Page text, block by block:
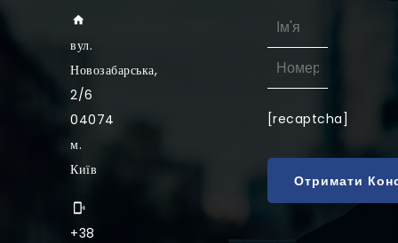
вул.
Новозабарська,
2/6
04074
м.
Київ
+38
[recaptcha]